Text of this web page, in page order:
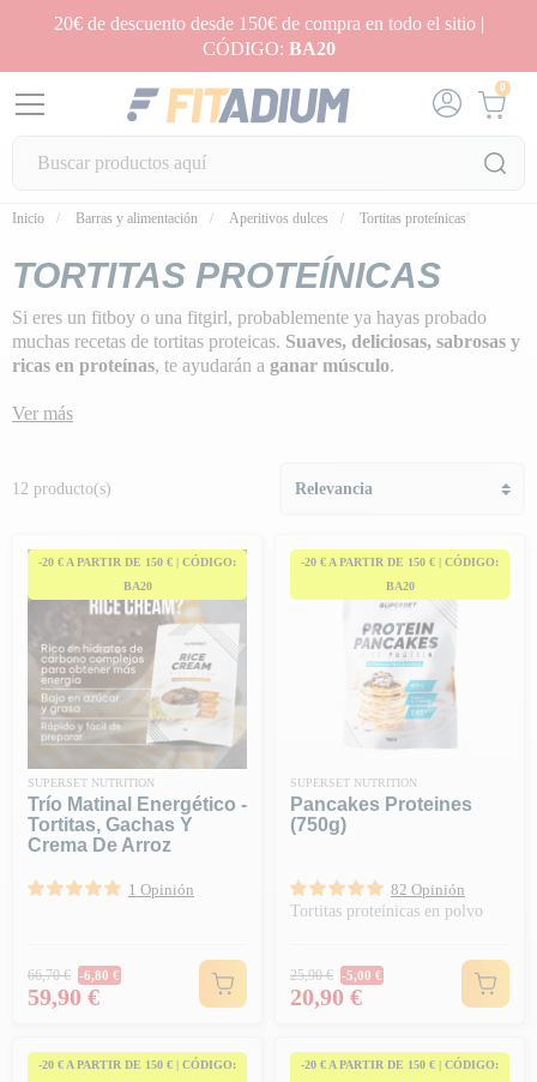
20€ de descuento desde 150€ de compra en todo el sitio |
CÓDIGO: BA20
0
Inicio Barras y alimentación Aperitivos dulces Tortitas proteínicas
TORTITAS PROTEÍNICAS
Si eres un fitboy o una fitgirl, probablemente ya hayas probado
muchas recetas de tortitas proteicas. Suaves, deliciosas, sabrosas y
ricas en proteínas, te ayudarán a ganar músculo.
Ya sean ricas en proteínas, hechas con copos de avena o plátano,
Ver más
12 producto(s)
-20 € A PARTIR DE 150 € | CÓDIGO:
BA20
SUPERSET NUTRITION
Trío Matinal Energético -
Tortitas, Gachas Y
Crema De Arroz
1 Opinión
Precio habitual
66,70 € -6,80 €
Precio
59,90 €
-20 € A PARTIR DE 150 € | CÓDIGO:
BA20
SUPERSET NUTRITION
Pancakes Proteines
(750g)
82 Opinión
Tortitas proteínicas en polvo
Precio habitual
25,90 € -5,00 €
Precio
20,90 €
-20 € A PARTIR DE 150 € | CÓDIGO:
-20 € A PARTIR DE 150 € | CÓDIGO: